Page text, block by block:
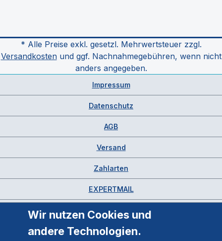
* Alle Preise exkl. gesetzl. Mehrwertsteuer zzgl.
Versandkostenund ggf. Nachnahmegebühren, wenn nicht
anders angegeben.
Impressum
Datenschutz
AGB
Versand
Zahlarten
EXPERTMAIL
Wir nutzen Cookies und
andere Technologien.